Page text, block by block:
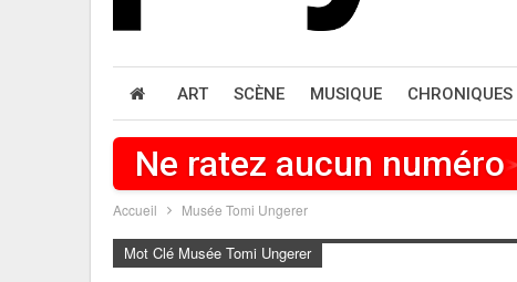
ART SCÈNE MUSIQUE CHRONIQUES
Ne ratez aucun numéro
Accueil Musée Tomi Ungerer
Mot Clé Musée Tomi Ungerer